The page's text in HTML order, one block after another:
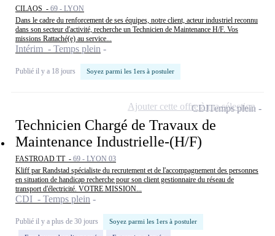
CILAOS - 69 - LYON
Dans le cadre du renforcement de ses équipes, notre client, acteur industriel reconnu
dans son secteur d'activité, recherche un Technicien de Maintenance H/F. Vos
missions Rattaché(e) au service...
Intérim - Temps plein
Publié il y a 18 jours Soyez parmi les 1ers à postuler
Technicien Chargé de Travaux de
Maintenance Industrielle-(H/F)
FASTROAD TT - 69 - LYON 03
Kliff par Randstad spécialiste du recrutement et de l'accompagnement des personnes
en situation de handicap recherche pour son client gestionnaire du réseau de
transport d'électricité. VOTRE MISSION...
CDI - Temps plein
Publié il y a plus de 30 jours Soyez parmi les 1ers à postuler
CDITemps plein
Ajouter cette offre à ma sélection